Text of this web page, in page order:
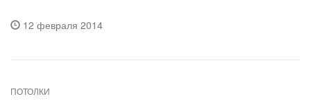
12 февраля 2014
ПОТОЛКИ